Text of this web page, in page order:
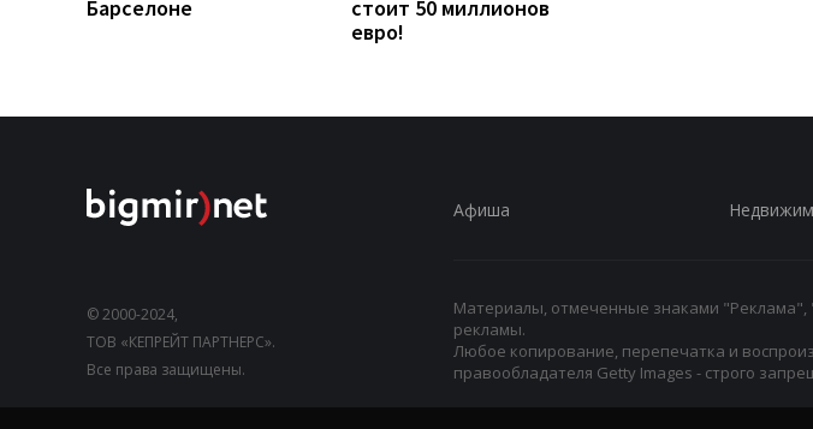
Барселоне
стоит 50 миллионов
евро!
© 2000-2024,
ТОВ «КЕПРЕЙТ ПАРТНЕРС».
Все права защищены.
Афиша
Материалы, отмеченные знаками "Реклама",
рекламы.
Любое копирование, перепечатка и
правообладателя Getty Images - строго